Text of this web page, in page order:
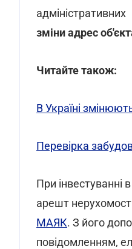
зміни адрес
Читайте також:
В Україні
Перевірка
При інвестуванні
арешт
МАЯК. З його
повідомленням,